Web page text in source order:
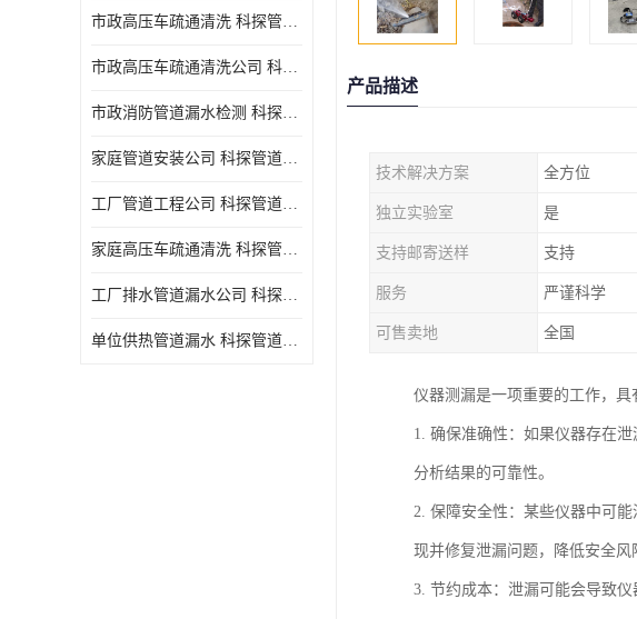
市政高压车疏通清洗 科探管道工程 设备齐
市政高压车疏通清洗公司 科探管道工程 经验丰富
市政消防管道漏水检测 科探管道工程 快速上门
家庭管道安装公司 科探管道工程 团队服务
工厂管道工程公司 科探管道工程 时效快
家庭高压车疏通清洗 科探管道工程 服务周到
工厂排水管道漏水公司 科探管道工程 快速上门
单位供热管道漏水 科探管道工程 设备齐
产品描述
技术解决方案 全方位
独立实验室 是
支持邮寄送样 支持
服务 严谨科学
可售卖地 全国
仪器测漏是一项重要的工作，具
1. 确保准确性：如果仪器存在
分析结果的可靠性。
2. 保障安全性：某些仪器中可
现并修复泄漏问题，降低安全风
3. 节约成本：泄漏可能会导致